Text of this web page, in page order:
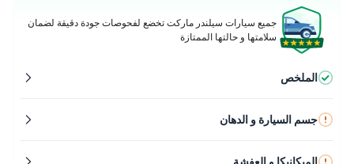
جميع سيارات سيلندر ماركت تخضع لفحوصات جودة دقيقة لضمان
سلامتها و حالتها الممتازة
الملخص
جسم السيارة و الدهان